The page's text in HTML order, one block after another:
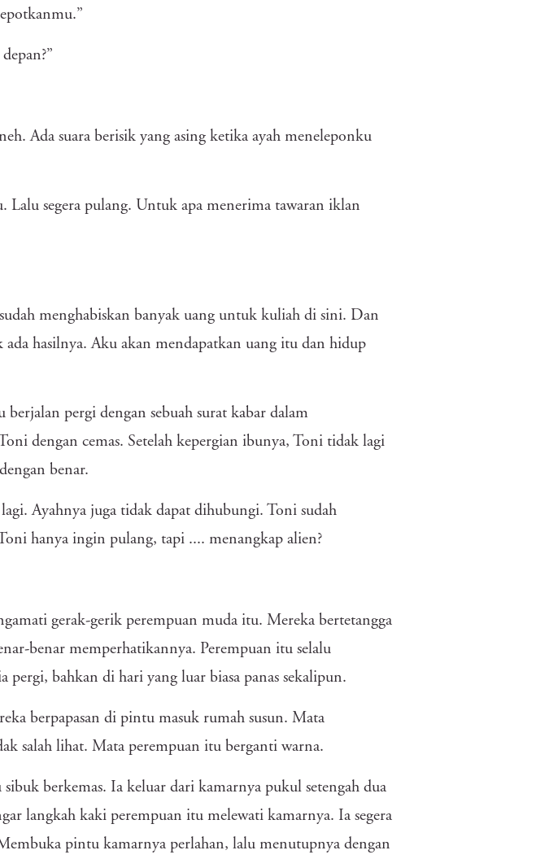
Ada suara berisik yang asing ketika ayah meneleponku
Lalu segera pulang. Untuk apa menerima tawaran iklan
menghabiskan banyak uang untuk kuliah di sini. Dan
ada hasilnya. Aku akan mendapatkan uang itu dan hidup
pergi dengan sebuah surat kabar dalam
dengan cemas. Setelah kepergian ibunya, Toni tidak lagi
benar.
Ayahnya juga tidak dapat dihubungi. Toni sudah
hanya ingin pulang, tapi .... menangkap alien?
gerak-gerik perempuan muda itu. Mereka bertetangga
benar memperhatikannya. Perempuan itu selalu
pergi, bahkan di hari yang luar biasa panas sekalipun.
berpapasan di pintu masuk rumah susun. Mata
salah lihat. Mata perempuan itu berganti warna.
berkemas. Ia keluar dari kamarnya pukul setengah dua
langkah kaki perempuan itu melewati kamarnya. Ia segera
pintu kamarnya perlahan, lalu menutupnya dengan